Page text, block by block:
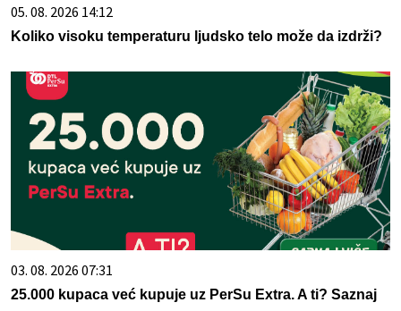
05. 08. 2026 14:12
Koliko visoku temperaturu ljudsko telo može da izdrži?
03. 08. 2026 07:31
25.000 kupaca već kupuje uz PerSu Extra. A ti? Saznaj